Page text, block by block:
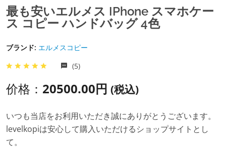
最も安いエルメス IPhone スマホケー
ス コピー ハンドバッグ 4色
ブランド: エルメスコピー
(5)
价格： 20500.00円 (税込)
いつも当店をお利用いただき誠にありがとうございます。
levelkopiは安心して購入いただけるショップサイトとし
て。